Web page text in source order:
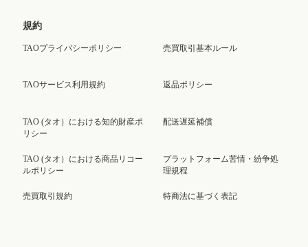
規約
TAOプライバシーポリシー
TAOサービス利用規約
TAO (タオ）における知的財産ポ
リシー
TAO (タオ）における商品リコー
ルポリシー
売買取引規約
売買取引基本ルール
返品ポリシー
配送遅延補償
プラットフォーム苦情・紛争処
理規程
特商法に基づく表記